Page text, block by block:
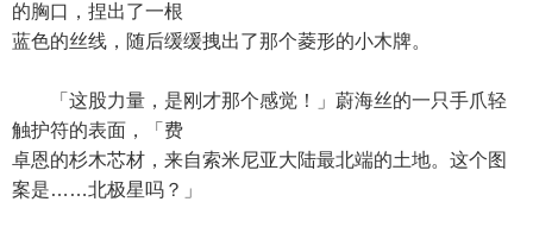
的胸口，捏出了一根
蓝色的丝线，随后缓缓拽出了那个菱形的小木牌。
「这股力量，是刚才那个感觉！」蔚海丝的一只手爪轻
触护符的表面，「费
卓恩的杉木芯材，来自索米尼亚大陆最北端的土地。这个图
案是……北极星吗？」